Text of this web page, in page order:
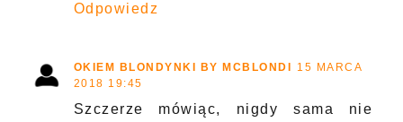
Odpowiedz
OKIEM BLONDYNKI BY MCBLONDI
15 MARCA
2018 19:45
Szczerze mówiąc, nigdy sama nie